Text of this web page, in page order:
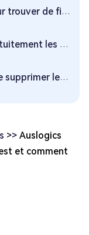
vidéo en double
sous Windows 10?
Windows avec ou sans logiciel
>> Auslogics
et comment